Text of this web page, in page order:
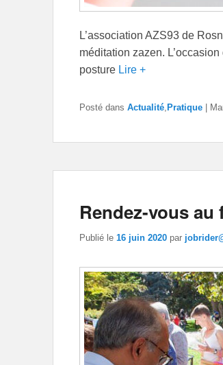
L’association AZS93 de
méditation zazen.
posture Lire +
Posté dans Actualité Pratique
Rendez-vous
Publié le 16 juin 2020 par